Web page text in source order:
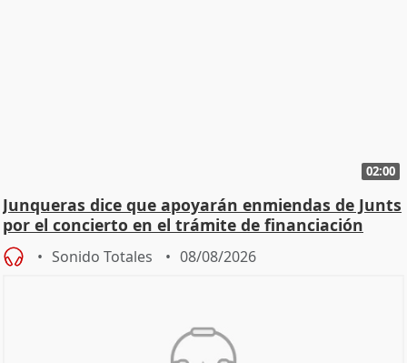
02:00
Junqueras dice que apoyarán enmiendas de Junts
por el concierto en el trámite de financiación
Sonido Totales 08/08/2026